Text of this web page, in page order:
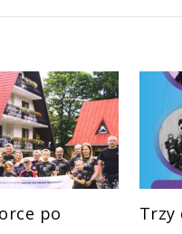
po
Trzy